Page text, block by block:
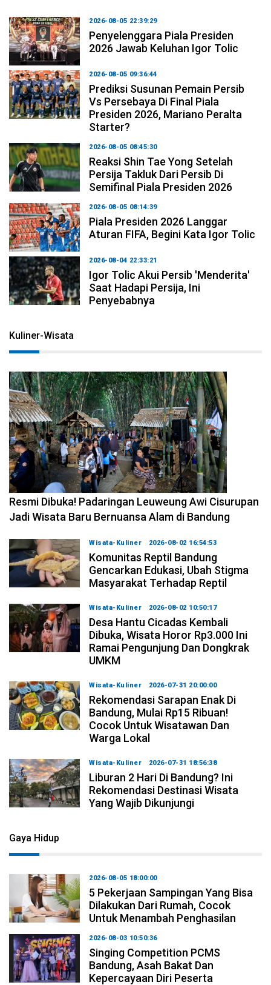
2026-08-05 22:39:29
Penyelenggara Piala Presiden
2026 Jawab Keluhan Igor Tolic
2026-08-05 09:36:44
Prediksi Susunan Pemain Persib
Vs Persebaya Di Final Piala
Presiden 2026, Mariano Peralta
Starter?
2026-08-05 08:45:30
Reaksi Shin Tae Yong Setelah
Persija Takluk Dari Persib Di
Semifinal Piala Presiden 2026
2026-08-05 08:14:39
Piala Presiden 2026 Langgar
Aturan FIFA, Begini Kata Igor Tolic
2026-08-04 22:33:21
Igor Tolic Akui Persib 'Menderita'
Saat Hadapi Persija, Ini
Penyebabnya
Kuliner-Wisata
2026-08-02 17:59:41
Resmi Dibuka! Padaringan Leuweung Awi Cisurupan
Jadi Wisata Baru Bernuansa Alam di Bandung
Wisata-Kuliner 2026-08-02 16:54:53
Komunitas Reptil Bandung
Gencarkan Edukasi, Ubah Stigma
Masyarakat Terhadap Reptil
Wisata-Kuliner 2026-08-02 10:50:17
Desa Hantu Cicadas Kembali
Dibuka, Wisata Horor Rp3.000 Ini
Ramai Pengunjung Dan Dongkrak
UMKM
Wisata-Kuliner 2026-07-31 20:00:00
Rekomendasi Sarapan Enak Di
Bandung, Mulai Rp15 Ribuan!
Cocok Untuk Wisatawan Dan
Warga Lokal
Wisata-Kuliner 2026-07-31 18:56:38
Liburan 2 Hari Di Bandung? Ini
Rekomendasi Destinasi Wisata
Yang Wajib Dikunjungi
Gaya Hidup
2026-08-05 18:00:00
5 Pekerjaan Sampingan Yang Bisa
Dilakukan Dari Rumah, Cocok
Untuk Menambah Penghasilan
2026-08-03 10:50:36
Singing Competition PCMS
Bandung, Asah Bakat Dan
Kepercayaan Diri Peserta